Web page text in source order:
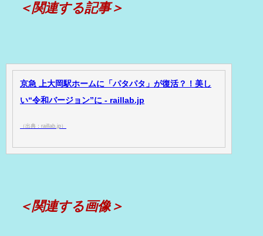
＜関連する記事＞
京急 上大岡駅ホームに「パタパタ」が復活？！美し
い“令和バージョン”に - raillab.jp
（出典：raillab.jp）
＜関連する画像＞